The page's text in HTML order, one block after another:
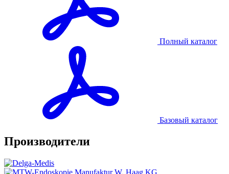
Полный каталог
Базовый каталог
Производители